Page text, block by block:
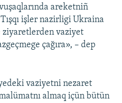
areketniñ
işler nazirligi Ukraina
ziyaretlerden vaziyet
çağıra», – dep
vaziyetni nezaret
almaq içün bütün